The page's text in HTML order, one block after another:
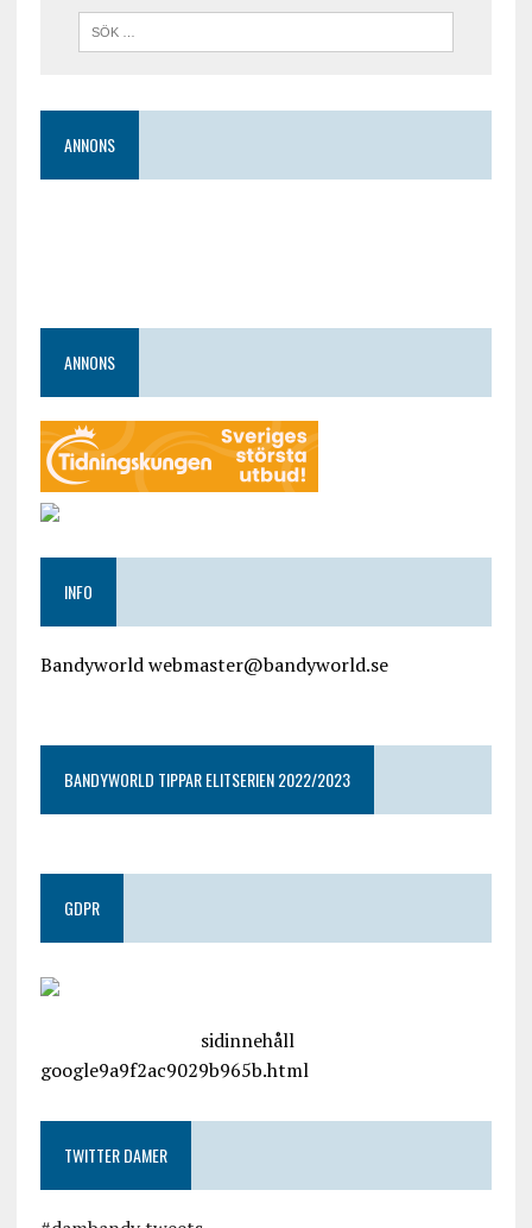
ANNONS
ANNONS
INFO
Bandyworld webmaster@bandyworld.se
BANDYWORLD TIPPAR ELITSERIEN 2022/2023
GDPR
sidinnehåll
google9a9f2ac9029b965b.html
TWITTER DAMER